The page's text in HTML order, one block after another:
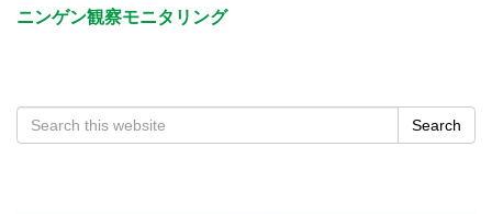
ニンゲン観察モニタリング
Search